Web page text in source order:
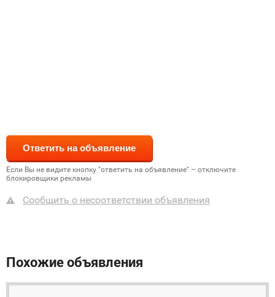
Если Вы не видите кнопку "ответить на объявление" – отключите
блокировщики рекламы
Сообщить о несоответствии объявления
Похожие объявления